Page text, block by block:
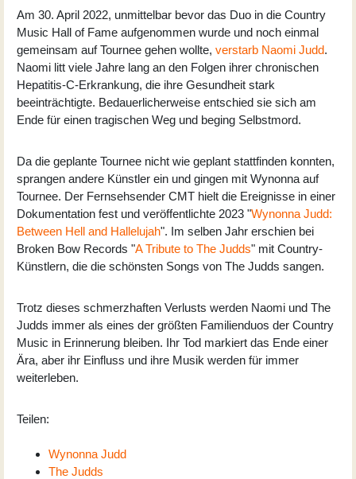
Am 30. April 2022, unmittelbar bevor das Duo in die Country
Music Hall of Fame aufgenommen wurde und noch einmal
gemeinsam auf Tournee gehen wollte, verstarb Naomi Judd.
Naomi litt viele Jahre lang an den Folgen ihrer chronischen
Hepatitis-C-Erkrankung, die ihre Gesundheit stark
beeinträchtigte. Bedauerlicherweise entschied sie sich am
Ende für einen tragischen Weg und beging Selbstmord.
Da die geplante Tournee nicht wie geplant stattfinden konnten,
sprangen andere Künstler ein und gingen mit Wynonna auf
Tournee. Der Fernsehsender CMT hielt die Ereignisse in einer
Dokumentation fest und veröffentlichte 2023 "Wynonna Judd:
Between Hell and Hallelujah". Im selben Jahr erschien bei
Broken Bow Records "A Tribute to The Judds" mit Country-
Künstlern, die die schönsten Songs von The Judds sangen.
Trotz dieses schmerzhaften Verlusts werden Naomi und The
Judds immer als eines der größten Familienduos der Country
Music in Erinnerung bleiben. Ihr Tod markiert das Ende einer
Ära, aber ihr Einfluss und ihre Musik werden für immer
weiterleben.
Teilen:
Wynonna Judd
The Judds